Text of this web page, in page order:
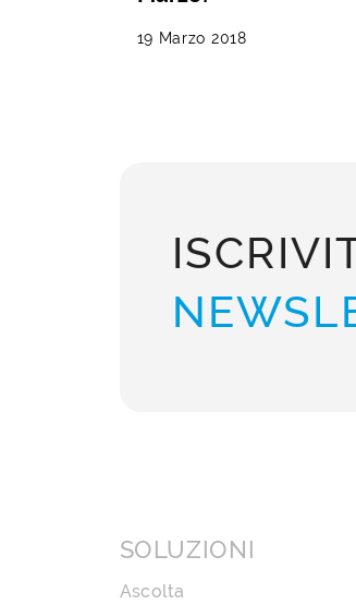
19 Marzo 2018
SOLUZIONI
Ascolta